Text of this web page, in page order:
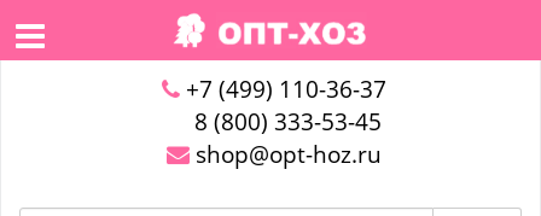
+7 (499) 110-36-37
8 (800) 333-53-45
shop@opt-hoz.ru